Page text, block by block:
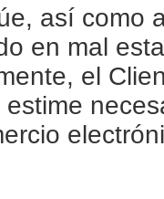
así como
en mal
el